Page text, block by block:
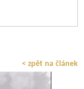
< zpět na článek